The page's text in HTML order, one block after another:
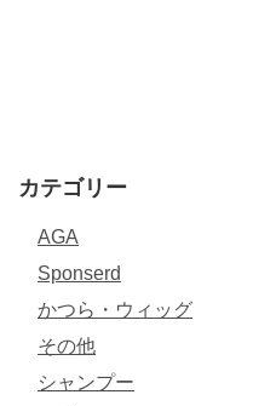
カテゴリー
AGA
Sponserd
かつら・ウィッグ
その他
シャンプー